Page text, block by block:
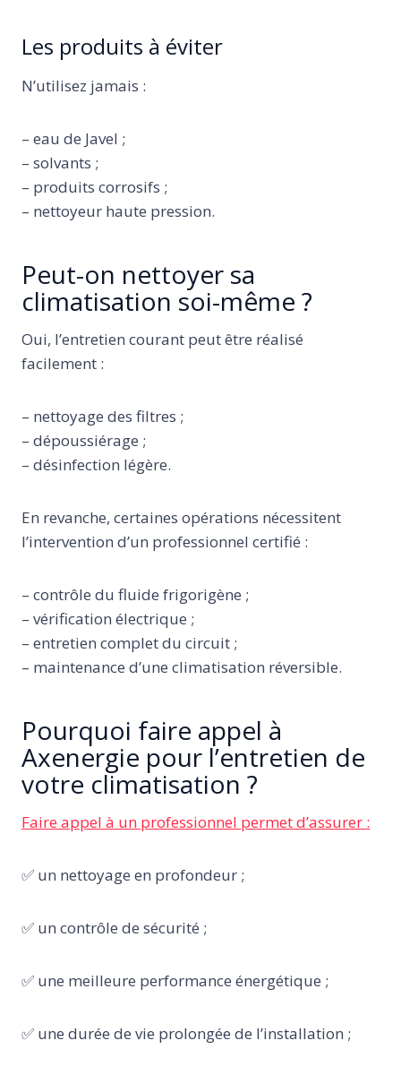
Les produits à éviter
N’utilisez jamais :
– eau de Javel ;
– solvants ;
– produits corrosifs ;
– nettoyeur haute pression.
Peut-on nettoyer sa
climatisation soi-même ?
Oui, l’entretien courant peut être réalisé
facilement :
– nettoyage des filtres ;
– dépoussiérage ;
– désinfection légère.
En revanche, certaines opérations nécessitent
l’intervention d’un professionnel certifié :
– contrôle du fluide frigorigène ;
– vérification électrique ;
– entretien complet du circuit ;
– maintenance d’une climatisation réversible.
Pourquoi faire appel à
Axenergie pour l’entretien de
votre climatisation ?
Faire appel à un professionnel permet d’assurer :
✅ un nettoyage en profondeur ;
✅ un contrôle de sécurité ;
✅ une meilleure performance énergétique ;
✅ une durée de vie prolongée de l’installation ;